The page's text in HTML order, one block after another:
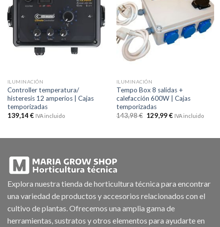
Añadir
lista de
ILUMINACIÓN
Controller temperatura/
histeresis 12 amperios | Cajas
temporizadas
139,14€ IVA incluido
Añadir
a la
lista de
deseos
ILUMINACIÓN
Tempo Box 8 salidas +
calefacción 600W | Cajas
temporizadas
143,98€ El
precio
143,98 €.
129,99€El
129,99 €.
IVA incluido
Explora nuestra tienda de horticultura técnica para encontrar
una variedad de productos y accesorios relacionados con el
cultivo de plantas. Ofrecemos una amplia gama de
herramientas, sustratos y otros elementos para ayudarte en